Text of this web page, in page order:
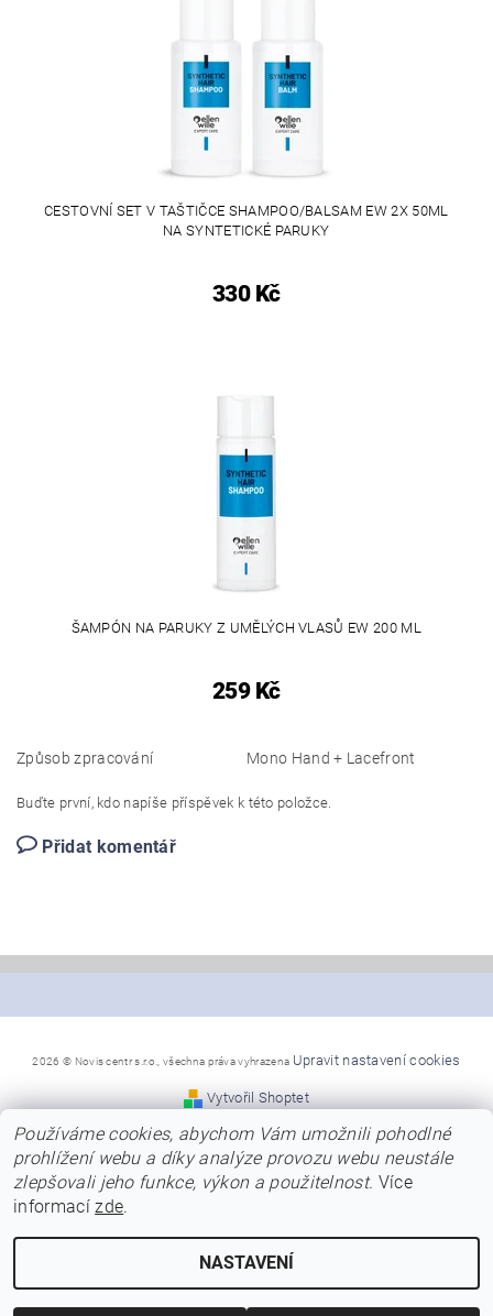
CESTOVNÍ SET V TAŠTIČCE SHAMPOO/BALSAM EW 2X 50ML
NA SYNTETICKÉ PARUKY
330 Kč
ŠAMPÓN NA PARUKY Z UMĚLÝCH VLASŮ EW 200 ML
259 Kč
Způsob zpracování Mono Hand + Lacefront
Buďte první, kdo napíše příspěvek k této položce.
Přidat komentář
2026 © Novis centr s.r.o., všechna práva vyhrazena Upravit nastavení cookies
Vytvořil Shoptet
*Snažíme se, aby naše stránky byly co nejpřehlednější a
poskytly Vám dostatek informací
o nabízených modelech, jejich barvách a kvalitě.
Přesto se předem omlouváme za případné chyby v názvech,
nebo za chybně uvedené barvy
u modelů. Naši dodavatelé neustále obnovují modely a barvy
a ne vždy jsme schopni tyto
změny včas zanést do našeho eshopu.
Děkujeme za pochopení.
Používáme cookies, abychom Vám umožnili pohodlné
prohlížení webu a díky analýze provozu webu neustále
zlepšovali jeho funkce, výkon a použitelnost. Více
informacízde.
NASTAVENÍ